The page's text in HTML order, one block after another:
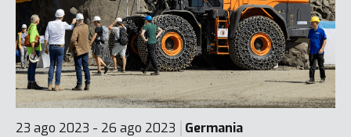
23 ago 2023 - 26 ago 2023 Germania